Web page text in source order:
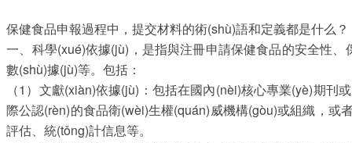
保健食品申報過程中，提交材料的術(shù)語和定義都是什么？
一、科學(xué)依據(jù)，是指與注冊申請保健食品的安全性
數(shù)據(jù)等。包括：
（1）文獻(xiàn)依據(jù)：包括在國內(nèi)核心專業(yè)期刊
際公認(rèn)的食品衛(wèi)生權(quán)威機構(gòu)或組織，
評估、統(tǒng)計信息等。